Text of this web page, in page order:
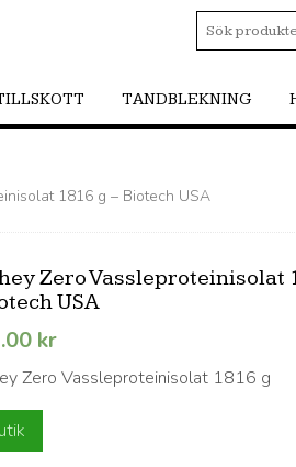
TANDBLEKNING
1816 g – Biotech USA
Zero Vassleproteinisolat
USA
kr
Zero Vassleproteinisolat 1816 g